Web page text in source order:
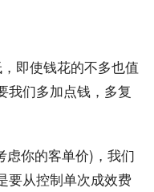
即使钱花的不多也值
我们多加点钱，多复
虑你的客单价)，我们
要从控制单次成效费